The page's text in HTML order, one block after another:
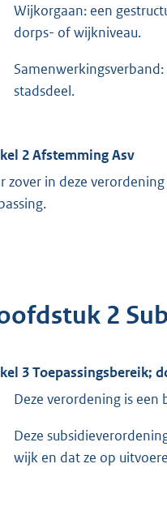
Wijkorgaan: een
dorps- of wijkniveau.
stadsdeel.
2 Afstemming Asv
zover in deze
2
3 Toepassingsbereik;
Deze verordening is een
Deze
wijk en dat ze op